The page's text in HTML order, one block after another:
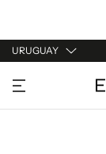
URUGUAY
URUGUAY
ARGENTINA